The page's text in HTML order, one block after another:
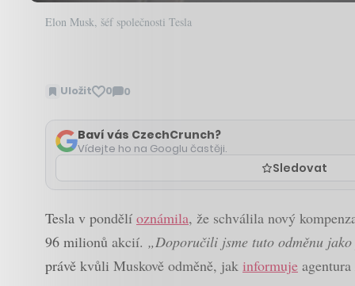
Elon Musk, šéf společnosti Tesla
Uložit 0 0
Zobrazit
Baví vás CzechCrunch?
Vídejte ho na Googlu častěji.
Sledovat
Tesla v pondělí oznámila, že schválila nový
96 milionů akcií. „Doporučili jsme tuto odměnu
právě kvůli Muskově odměně, jak informuje agentura